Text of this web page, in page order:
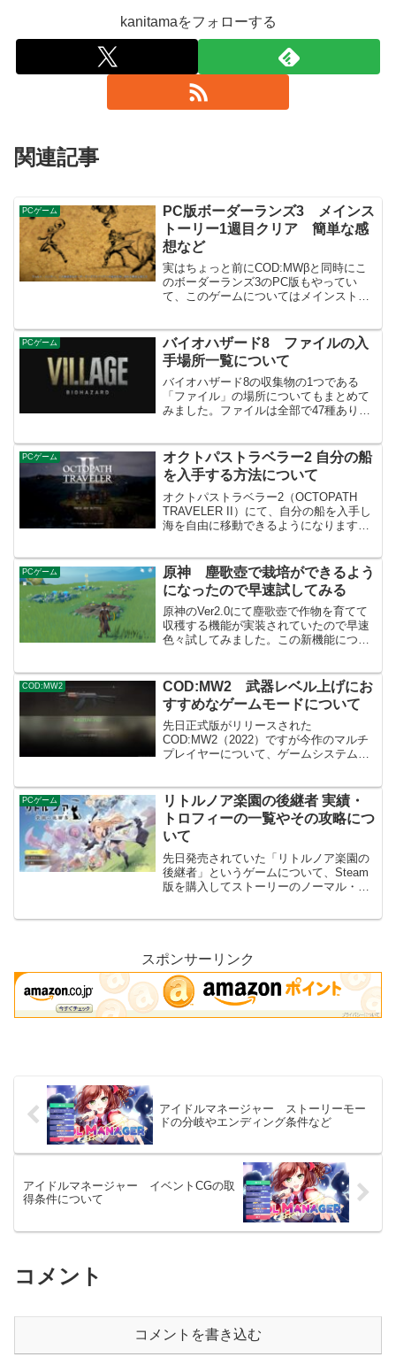
kanitamaをフォローする
関連記事
PCゲーム
PC版ボーダーランズ3 メインス
トーリー1週目クリア 簡単な感
想など
実はちょっと前にCOD:MWβと同時にこ
のボーダーランズ3のPC版もやってい
て、このゲームについてはメインストー
&スラッシュとFPSが融合したようなゲ
ームでクリア後の...
PCゲーム
バイオハザード8 ファイルの入
手場所一覧について
バイオハザード8の収集物の1つである
「ファイル」の場所についてもまとめて
みました。ファイルは全部で47種あり、
の「活字中毒」を解除条件にもなってま
す。プロローグから村（...
PCゲーム
オクトパストラベラー2 自分の船
を入手する方法について
オクトパストラベラー2（OCTOPATH
TRAVELER II）にて、自分の船を入手し
海を自由に移動できるようになります
ついてをまとめてみました。ゲームの攻
略について...
PCゲーム
原神 塵歌壺で栽培ができるよう
になったので早速試してみる
原神のVer2.0にて塵歌壺で作物を育てて
収穫する機能が実装されていたので早速
色々試してみました。この新機能につい
ます。塵歌壺内で畑や種を購入可能に塵
歌壺内で栽培につい...
COD:MW2
COD:MW2 武器レベル上げにお
すすめなゲームモードについて
先日正式版がリリースされた
COD:MW2（2022）ですが今作のマルチ
プレイヤーについて、ゲームシステムの
でした。発売間もない情報なので今後変
化はあると思いますが、その武...
PCゲーム
リトルノア楽園の後継者 実績・
トロフィーの一覧やその攻略につ
いて
先日発売されていた「リトルノア楽園の
後継者」というゲームについて、Steam
版を購入してストーリーのノーマル・ハ
スポンサーリンク
アイドルマネージャー ストーリーモー
ドの分岐やエンディング条件など
アイドルマネージャー イベントCGの取
得条件について
コメント
コメントを書き込む